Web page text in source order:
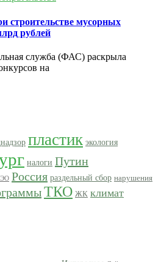
строительстве мусорных
рублей
служба (ФАС) раскрыла
на
пластик экология
налоги Путин
Россия раздельный сбор нарушения
ТКО ЖК климат